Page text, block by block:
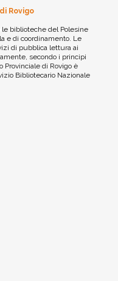
Rovigo
le biblioteche del Polesine
e di coordinamento. Le
di pubblica lettura ai
secondo i principi
Provinciale di Rovigo è
Bibliotecario Nazionale